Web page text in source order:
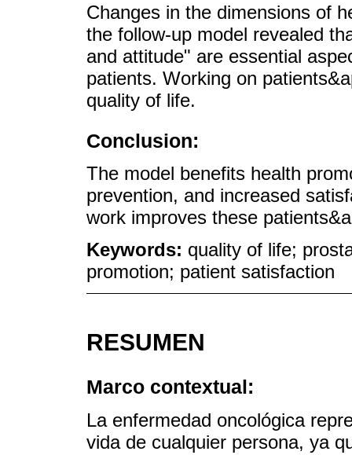
Changes in the dimensions of
the follow-up model revealed
and attitude" are essential
patients. Working on
quality of life.
Conclusion:
The model benefits health
prevention, and increased
work improves these
Keywords: quality of life;
promotion; patient satisfaction
RESUMEN
Marco contextual:
La enfermedad oncológica
vida de cualquier persona, ya